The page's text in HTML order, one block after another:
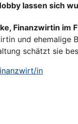
lassen sich
Finanzwirtin im
und ehemalige
schätzt sie
in